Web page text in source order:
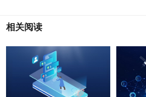
相关阅读